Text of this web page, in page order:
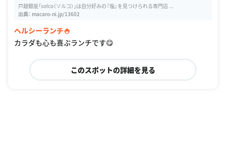
戸越銀座「solco（ソルコ）」は自分好みの『塩』を見つけられる専門店 ...
出典： macaro-ni.jp/13602
ヘルシーランチ🍚
カラダも心も喜ぶランチです😋
このスポットの詳細を見る